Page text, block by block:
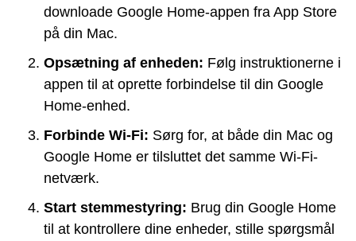
downloade Google Home-appen fra App Store
på din Mac.
Opsætning af enheden: Følg instruktionerne i
appen til at oprette forbindelse til din Google
Home-enhed.
Forbinde Wi-Fi: Sørg for, at både din Mac og
Google Home er tilsluttet det samme Wi-Fi-
netværk.
Start stemmestyring: Brug din Google Home
til at kontrollere dine enheder, stille spørgsmål